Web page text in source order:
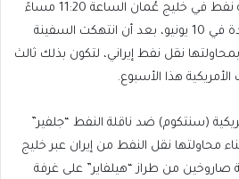
عطّلت القوات الأمريكية ناقلة نفط في خليج عُمان الساعة 11:20 مساءً
بتوقيت شرق الولايات المتحدة في 10 يونيو، بعد أن انتهكت السفينة
نقل نفط إيراني، لتكون بذلك ثالث
هذا الأسبوع.
(سنتكوم) ضد ناقلة النفط “جلفير”
محاولتها نقل النفط من إيران عبر خليج
صاروخين من طراز “هيلفاير” على غرفة